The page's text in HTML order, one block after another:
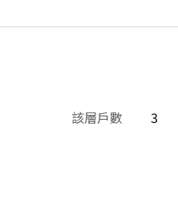
該層戶數
3